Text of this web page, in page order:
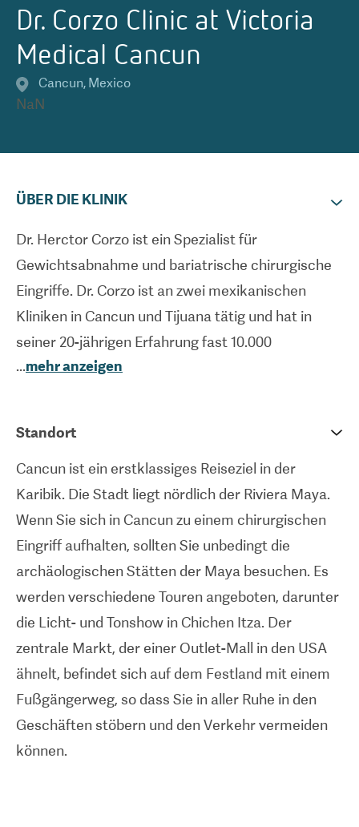
Dr. Corzo Clinic at Victoria
Medical Cancun
Cancun, Mexico
NaN
ÜBER DIE KLINIK
Dr. Herctor Corzo ist ein Spezialist für
Gewichtsabnahme und bariatrische chirurgische
Eingriffe. Dr. Corzo ist an zwei mexikanischen
Kliniken in Cancun und Tijuana tätig und hat in
seiner 20-jährigen Erfahrung fast 10.000
chirurgische Eingriffe durchgeführt. Dr. Corzo ist
angesehener medizinischer Organisationen,
darunter die Lateinamerikanische Föderation für
Chirurgie, die Internationale Föderation für
Chirurgie bei Fettleibigkeit und die Mexikanische
Gesellschaft für Allgemeinchirurgie. Die
chirurgischen Eingriffe in Cancun werden im
Victoria Medical Center durchgeführt, einem der
führenden medizinischen Zentren in Cancun, das
mit modernster Technologie arbeitet und über ein
hochqualifiziertes, mitfühlendes Personal verfügt.
Die Einrichtung ist mit einer Notaufnahme und
einer Intensivstation ausgestattet. Internationale
...mehr anzeigen
Standort
Cancun ist ein erstklassiges Reiseziel in der
Karibik. Die Stadt liegt nördlich der Riviera Maya.
Wenn Sie sich in Cancun zu einem chirurgischen
Eingriff aufhalten, sollten Sie unbedingt die
archäologischen Stätten der Maya besuchen. Es
werden verschiedene Touren angeboten, darunter
die Licht- und Tonshow in Chichen Itza. Der
zentrale Markt, der einer Outlet-Mall in den USA
ähnelt, befindet sich auf dem Festland mit einem
Fußgängerweg, so dass Sie in aller Ruhe in den
Geschäften stöbern und den Verkehr vermeiden
können.